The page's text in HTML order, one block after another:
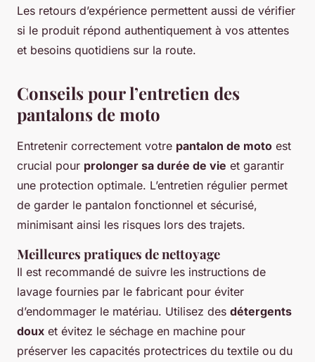
Les retours d’expérience permettent aussi de vérifier
si le produit répond authentiquement à vos attentes
et besoins quotidiens sur la route.
Conseils pour l’entretien des
pantalons de moto
Entretenir correctement votre pantalon de moto est
crucial pour prolonger sa durée de vie et garantir
une protection optimale. L’entretien régulier permet
de garder le pantalon fonctionnel et sécurisé,
minimisant ainsi les risques lors des trajets.
Meilleures pratiques de nettoyage
Il est recommandé de suivre les instructions de
lavage fournies par le fabricant pour éviter
d’endommager le matériau. Utilisez des détergents
doux et évitez le séchage en machine pour
préserver les capacités protectrices du textile ou du